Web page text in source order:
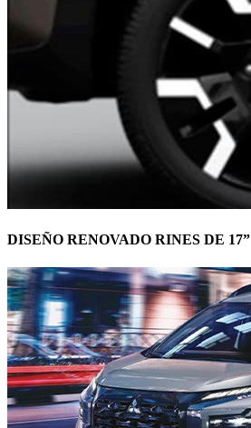
DISEÑO RENOVADO RINES DE 17”